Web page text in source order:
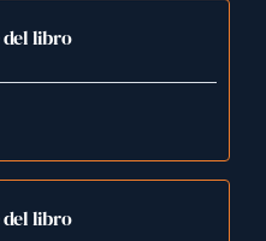
del libro
del libro